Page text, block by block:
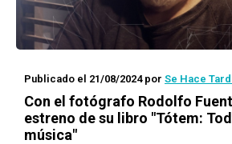
Publicado el 21/08/2024por Se Hace
Con el fotógrafo Rodolfo
estreno de su libro "Tótem:
música"